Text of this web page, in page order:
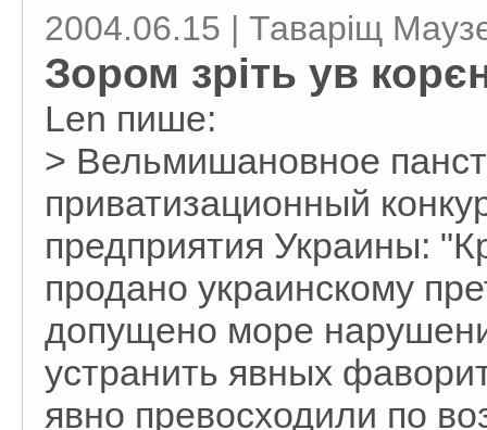
2004.06.15 | Таваріщ
Зором зріть ув
Len пише:
> Вельмишановное
приватизационный
предприятия Украины:
продано украинскому
допущено море
устранить явных
явно превосходили по